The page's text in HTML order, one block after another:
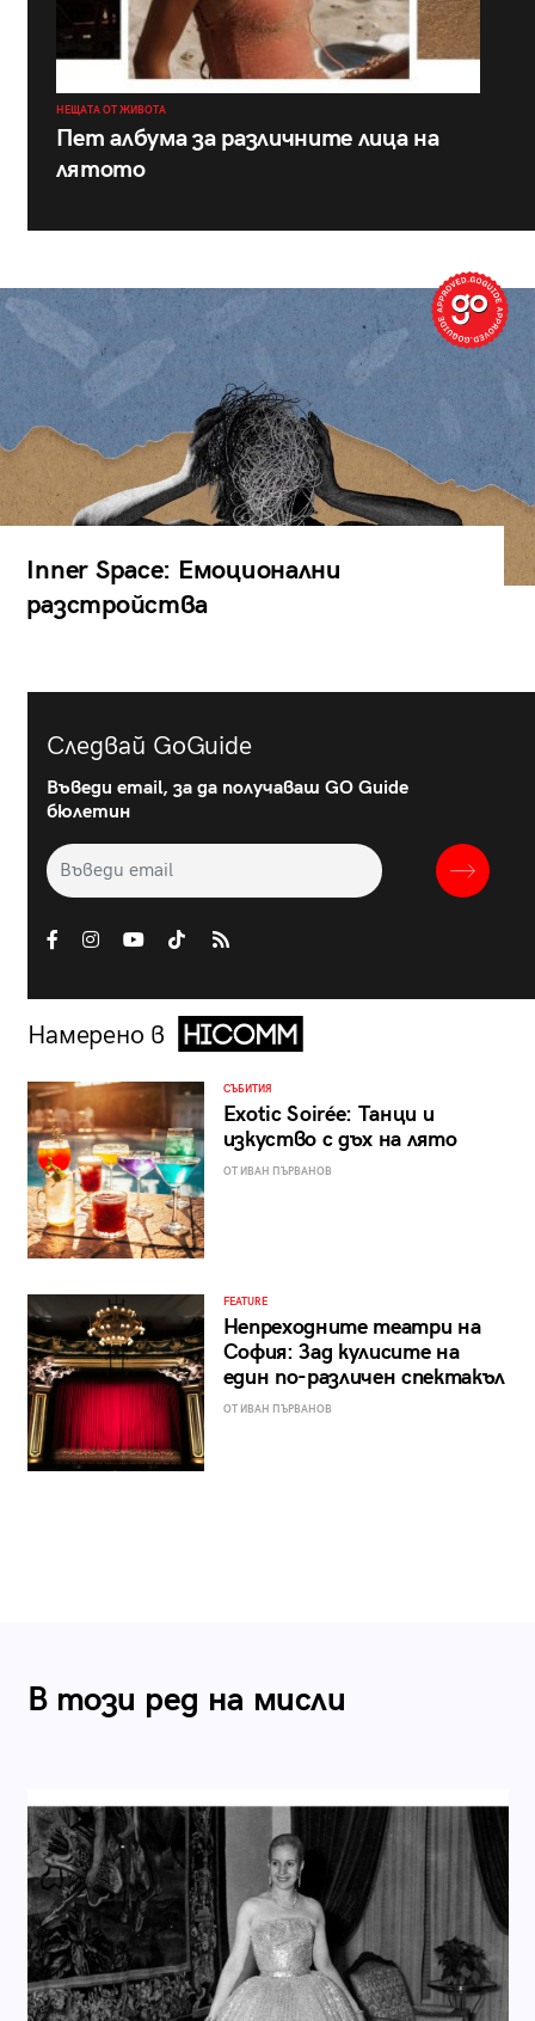
НЕЩАТА ОТ ЖИВОТА
Пет албума за различните лица на
лятото
Inner Space: Емоционални
разстройства
Следвай GoGuide
Въведи email, за да получаваш GO Guide
бюлетин
Намерено в
СЪБИТИЯ
Exotic Soirée: Танци и
изкуство с дъх на лято
ОТ ИВАН ПЪРВАНОВ
FEATURE
Непреходните театри на
София: Зад кулисите на
един по-различен спектакъл
ОТ ИВАН ПЪРВАНОВ
В този ред на мисли